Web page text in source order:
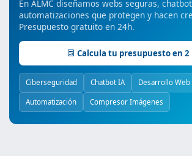
En ALMC diseñamos webs seguras,
automatizaciones que protegen y hacen
Presupuesto gratuito en 24h.
Calcula tu presupuesto en 2
Ciberseguridad Chatbot IA Desarrollo Web
Automatización Compresor Imágenes